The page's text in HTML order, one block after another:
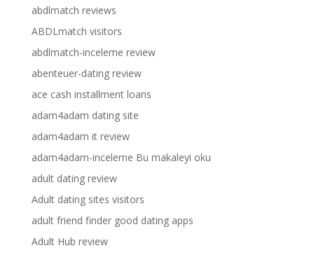
abdlmatch reviews
ABDLmatch visitors
abdlmatch-inceleme review
abenteuer-dating review
ace cash installment loans
adam4adam dating site
adam4adam it review
adam4adam-inceleme Bu makaleyi oku
adult dating review
Adult dating sites visitors
adult friend finder good dating apps
Adult Hub review